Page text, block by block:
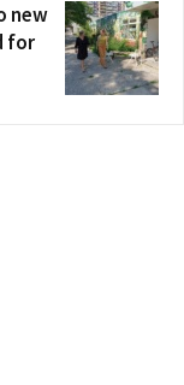
new
for